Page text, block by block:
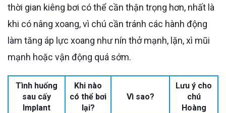
thời gian kiêng bơi có thể cần thận trọng hơn, nhất là
khi có nâng xoang, vì chú cần tránh các hành động
làm tăng áp lực xoang như nín thở mạnh, lặn, xì mũi
mạnh hoặc vận động quá sớm.
Tình huống
sau cấy
Implant
Khi nào
có thể bơi
lại?
Vì sao?
Lưu ý cho
chú
Hoàng